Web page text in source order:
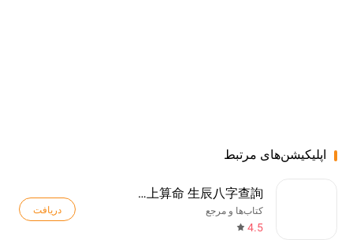
اپلیکیشن‌های مرتبط
八字排盤-八字算命 八字配對 線上算命 生辰八字查詢
کتاب‌ها و مرجع
4.5
دریافت